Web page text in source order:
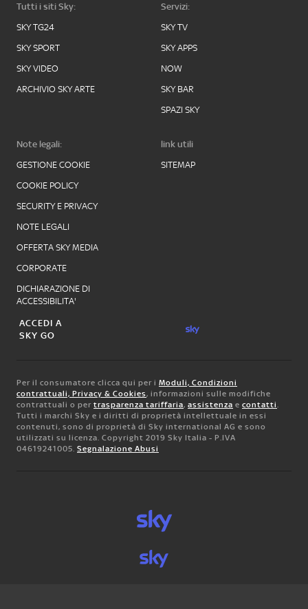
Tutti i siti Sky:
SKY TG24
SKY SPORT
SKY VIDEO
ARCHIVIO SKY ARTE
Servizi:
SKY TV
SKY APPS
NOW
SKY BAR
SPAZI SKY
Note legali:
GESTIONE COOKIE
COOKIE POLICY
SECURITY E PRIVACY
NOTE LEGALI
OFFERTA SKY MEDIA
CORPORATE
DICHIARAZIONE DI
ACCESSIBILITA'
link utili
SITEMAP
ACCEDI A
SKY GO
Per il consumatore clicca qui per i Moduli, Condizioni
contrattuali, Privacy & Cookies, informazioni sulle modifiche
contrattuali o per trasparenza tariffaria, assistenza e contatti.
Tutti i marchi Sky e i diritti di proprietà intellettuale in essi
contenuti, sono di proprietà di Sky international AG e sono
utilizzati su licenza. Copyright 2019 Sky Italia - P.IVA
04619241005. Segnalazione Abusi